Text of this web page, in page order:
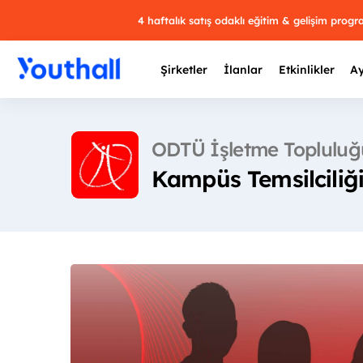
4 haftalık satış odaklı eğitim & gelişim
Şirketler İlanlar Etkinlikler
ODTÜ İşletme
Kampüs Temsilciliği